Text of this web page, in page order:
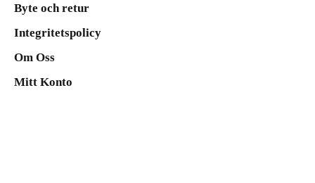
Byte och retur
Integritetspolicy
Om Oss
Mitt Konto